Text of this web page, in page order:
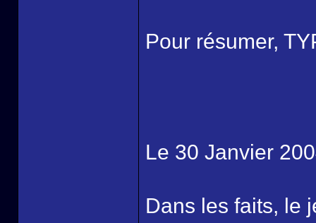
Pour résumer,
Le 30 Janvier
Dans les faits, le